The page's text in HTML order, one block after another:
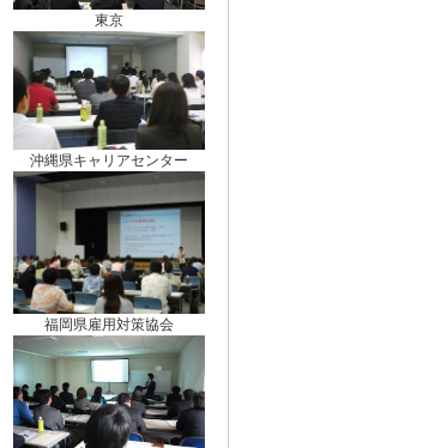
東京
沖縄県キャリアセンター
福岡県雇用対策協会